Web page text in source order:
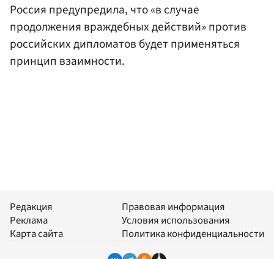
Россия предупредила, что «в случае
продолжения враждебных действий» против
российских дипломатов будет применяться
принцип взаимности.
Редакция
Реклама
Карта сайта
Правовая информация
Условия использования
Политика конфиденциальности